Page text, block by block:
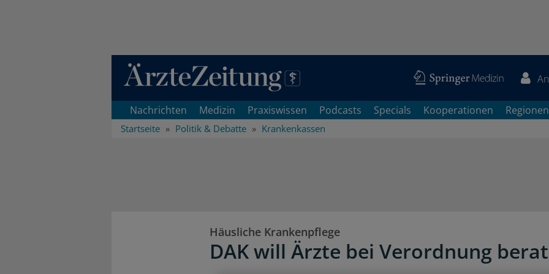
Direkt zum Inhaltsbereich
Nachrichten Medizin Praxiswissen Podcasts Specials Kooperationen Regionen
Startseite Politik & Debatte Krankenkassen
Häusliche Krankenpflege
DAK will Ärzte bei Verordnung